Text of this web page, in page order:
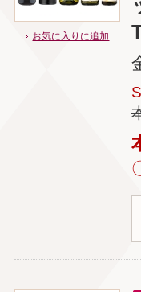
お気に入りに追加